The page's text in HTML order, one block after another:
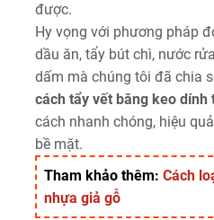
được.
Hy vọng với phương pháp
dầu ăn, tẩy bút chì, nước
dấm mà chúng tôi đã chia
cách tẩy vết băng keo dính
cách nhanh chóng, hiệu
bề mặt.
Tham khảo thêm: Cách
nhựa giả gỗ